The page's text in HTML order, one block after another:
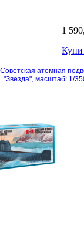
1
атомная
"Звезда", масштаб: 1/